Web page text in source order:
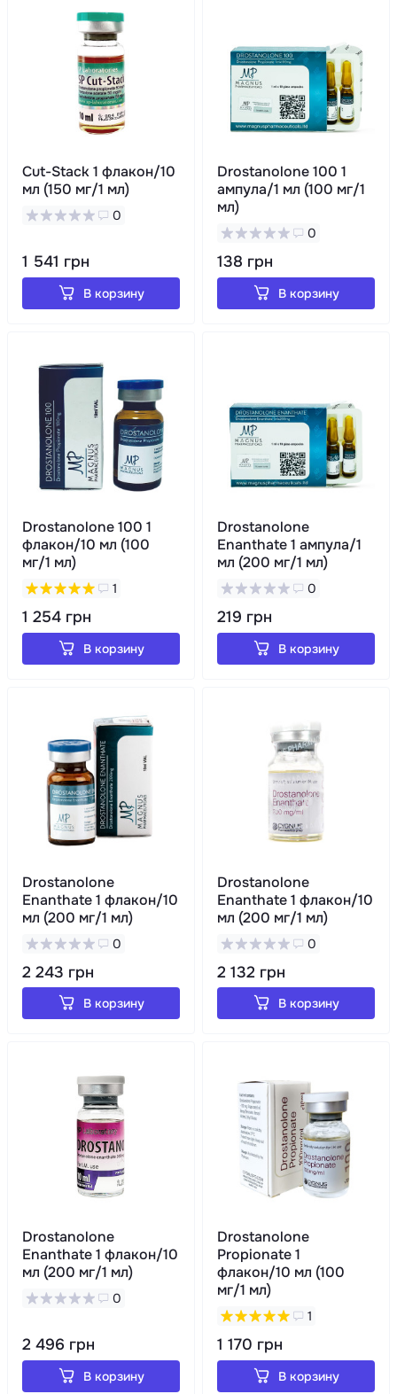
Cut-Stack 1 флакон/10
мл (150 мг/1 мл)
0
1 541 грн
В корзину
Drostanolone 100 1
ампула/1 мл (100 мг/1
мл)
0
138 грн
В корзину
Drostanolone 100 1
флакон/10 мл (100
мг/1 мл)
1
1 254 грн
В корзину
Drostanolone
Enanthate 1 ампула/1
мл (200 мг/1 мл)
0
219 грн
В корзину
Drostanolone
Enanthate 1 флакон/10
мл (200 мг/1 мл)
0
2 243 грн
В корзину
Drostanolone
Enanthate 1 флакон/10
мл (200 мг/1 мл)
0
2 132 грн
В корзину
Drostanolone
Enanthate 1 флакон/10
мл (200 мг/1 мл)
0
2 496 грн
В корзину
Drostanolone
Propionate 1
флакон/10 мл (100
мг/1 мл)
1
1 170 грн
В корзину